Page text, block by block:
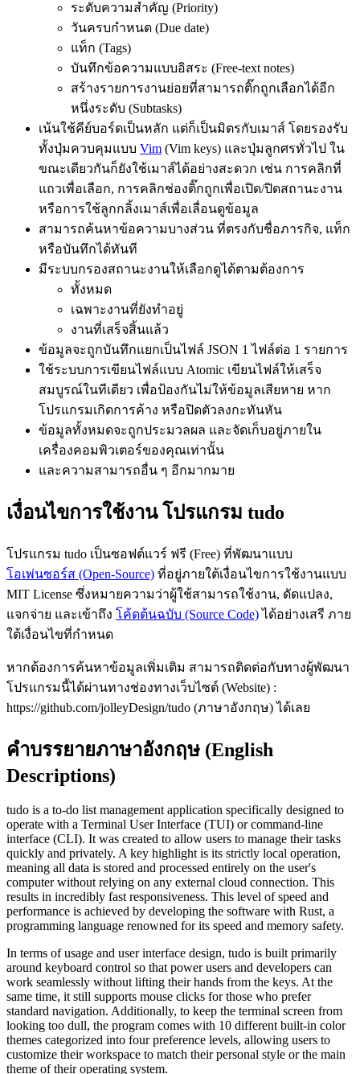
ระดับความสำคัญ (Priority)
วันครบกำหนด (Due date)
แท็ก (Tags)
บันทึกข้อความแบบอิสระ (Free-text notes)
สร้างรายการงานย่อยที่สามารถติ๊กถูกเลือกได้อีก
หนึ่งระดับ (Subtasks)
เน้นใช้คีย์บอร์ดเป็นหลัก แต่ก็เป็นมิตรกับเมาส์ โดยรองรับ
ทั้งปุ่มควบคุมแบบ Vim (Vim keys) และปุ่มลูกศรทั่วไป ใน
ขณะเดียวกันก็ยังใช้เมาส์ได้อย่างสะดวก เช่น การคลิกที่
แถวเพื่อเลือก, การคลิกช่องติ๊กถูกเพื่อเปิด/ปิดสถานะงาน
หรือการใช้ลูกกลิ้งเมาส์เพื่อเลื่อนดูข้อมูล
สามารถค้นหาข้อความบางส่วน ที่ตรงกับชื่อภารกิจ, แท็ก
หรือบันทึกได้ทันที
มีระบบกรองสถานะงานให้เลือกดูได้ตามต้องการ
ทั้งหมด
เฉพาะงานที่ยังทำอยู่
งานที่เสร็จสิ้นแล้ว
ข้อมูลจะถูกบันทึกแยกเป็นไฟล์ JSON 1 ไฟล์ต่อ 1 รายการ
ใช้ระบบการเขียนไฟล์แบบ Atomic เขียนไฟล์ให้เสร็จ
สมบูรณ์ในทีเดียว เพื่อป้องกันไม่ให้ข้อมูลเสียหาย หาก
โปรแกรมเกิดการค้าง หรือปิดตัวลงกะทันหัน
ข้อมูลทั้งหมดจะถูกประมวลผล และจัดเก็บอยู่ภายใน
เครื่องคอมพิวเตอร์ของคุณเท่านั้น
และความสามารถอื่น ๆ อีกมากมาย
เงื่อนไขการใช้งาน โปรแกรม tudo
โปรแกรม tudo เป็นซอฟต์แวร์ ฟรี (Free) ที่พัฒนาแบบ
โอเพ่นซอร์ส (Open-Source) ที่อยู่ภายใต้เงื่อนไขการใช้งานแบบ
MIT License ซึ่งหมายความว่าผู้ใช้สามารถใช้งาน, ดัดแปลง,
แจกจ่าย และเข้าถึง โค้ดต้นฉบับ (Source Code)ได้อย่างเสรี ภาย
ใต้เงื่อนไขที่กำหนด
หากต้องการค้นหาข้อมูลเพิ่มเติม สามารถติดต่อกับทางผู้พัฒนา
โปรแกรมนี้ได้ผ่านทางช่องทางเว็บไซต์ (Website) :
https://github.com/jolleyDesign/tudo (ภาษาอังกฤษ) ได้เลย
คำบรรยายภาษาอังกฤษ (English
Descriptions)
tudo is a to-do list management application specifically designed to
operate with a Terminal User Interface (TUI) or command-line
interface (CLI). It was created to allow users to manage their tasks
quickly and privately. A key highlight is its strictly local operation,
meaning all data is stored and processed entirely on the user's
computer without relying on any external cloud connection. This
results in incredibly fast responsiveness. This level of speed and
performance is achieved by developing the software with Rust, a
programming language renowned for its speed and memory safety.
In terms of usage and user interface design, tudo is built primarily
around keyboard control so that power users and developers can
work seamlessly without lifting their hands from the keys. At the
same time, it still supports mouse clicks for those who prefer
standard navigation. Additionally, to keep the terminal screen from
looking too dull, the program comes with 10 different built-in color
themes categorized into four preference levels, allowing users to
customize their workspace to match their personal style or the main
theme of their operating system.